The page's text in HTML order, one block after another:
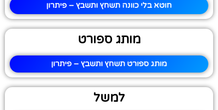
חוטא בלי כוונה תשחץ ותשבץ – פיתרון
מותג ספורט
מותג ספורט תשחץ ותשבץ – פיתרון
למשל